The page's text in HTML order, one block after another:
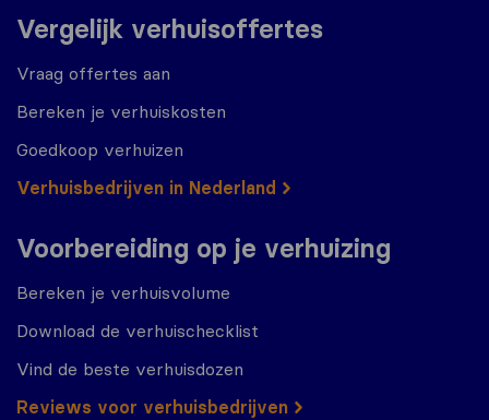
Vergelijk verhuisoffertes
Vraag offertes aan
Bereken je verhuiskosten
Goedkoop verhuizen
Verhuisbedrijven in Nederland
Voorbereiding op je verhuizing
Bereken je verhuisvolume
Download de verhuischecklist
Vind de beste verhuisdozen
Reviews voor verhuisbedrijven